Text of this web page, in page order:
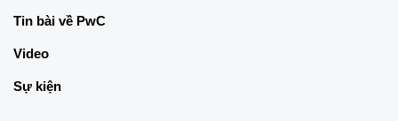
Tin bài về PwC
Video
Sự kiện